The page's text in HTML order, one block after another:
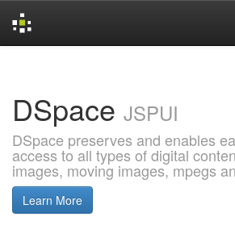
DSpace JSPUI
DSpace preserves and enables
access to all types of digital
images, moving images, mpegs
Learn More